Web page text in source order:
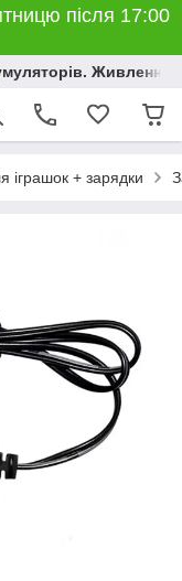
після 17:00
Живлення,
іграшок + зарядки